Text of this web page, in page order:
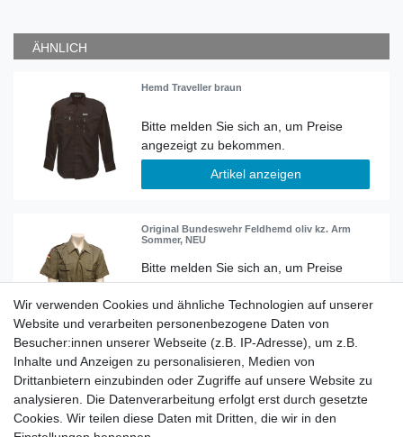
ÄHNLICH
Hemd Traveller braun
Artikel anzeigen
Original Bundeswehr Feldhemd oliv kz. Arm
Sommer, NEU
Artikel anzeigen
original Bundeswehr Hemd oliv kurzarm
Wir verwenden Cookies und ähnliche Technologien auf unserer
Website und verarbeiten personenbezogene Daten von
Besucher:innen unserer Webseite (z.B. IP-Adresse), um z.B.
Inhalte und Anzeigen zu personalisieren, Medien von
Drittanbietern einzubinden oder Zugriffe auf unsere Website zu
analysieren. Die Datenverarbeitung erfolgt erst durch gesetzte
Cookies. Wir teilen diese Daten mit Dritten, die wir in den